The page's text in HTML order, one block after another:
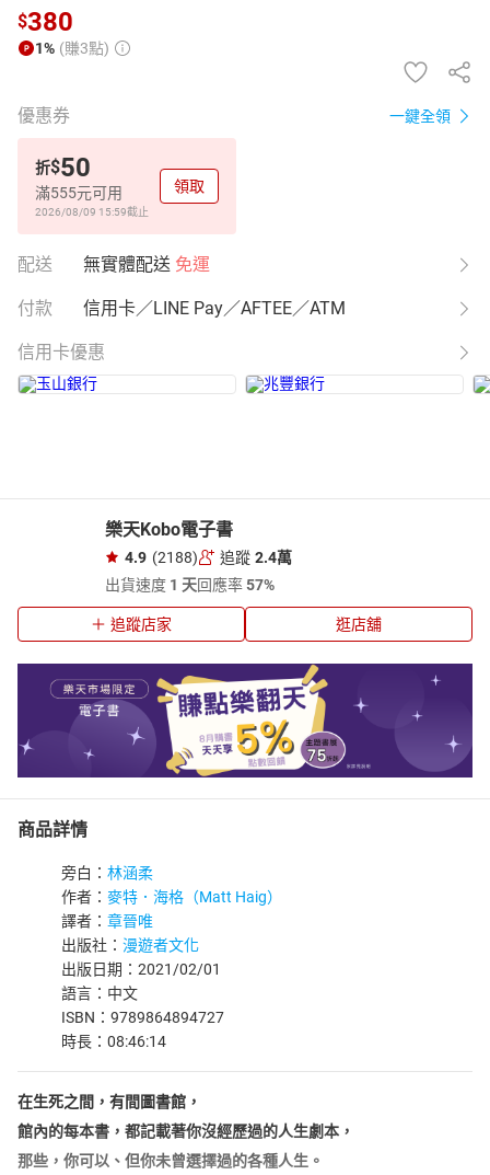
$380
1% (賺3點)
優惠券 一鍵全領
折$50
滿555元可用
2026/08/09 15:59截止
領取
配送 無實體配送 免運
付款 信用卡／LINE Pay／AFTEE／ATM
信用卡優惠
樂天Kobo電子書
4.9 (2188) 追蹤 2.4萬
出貨速度 1 天回應率57%
追蹤店家 逛店舖
商品詳情
旁白： 林涵柔
作者： 麥特．海格（Matt Haig）
譯者： 章晉唯
出版社： 漫遊者文化
出版日期：2021/02/01
語言：中文
ISBN：9789864894727
時長：08:46:14
在生死之間，有間圖書館，
館內的每本書，都記載著你沒經歷過的人生劇本，
那些，你可以、但你未曾選擇過的各種人生。